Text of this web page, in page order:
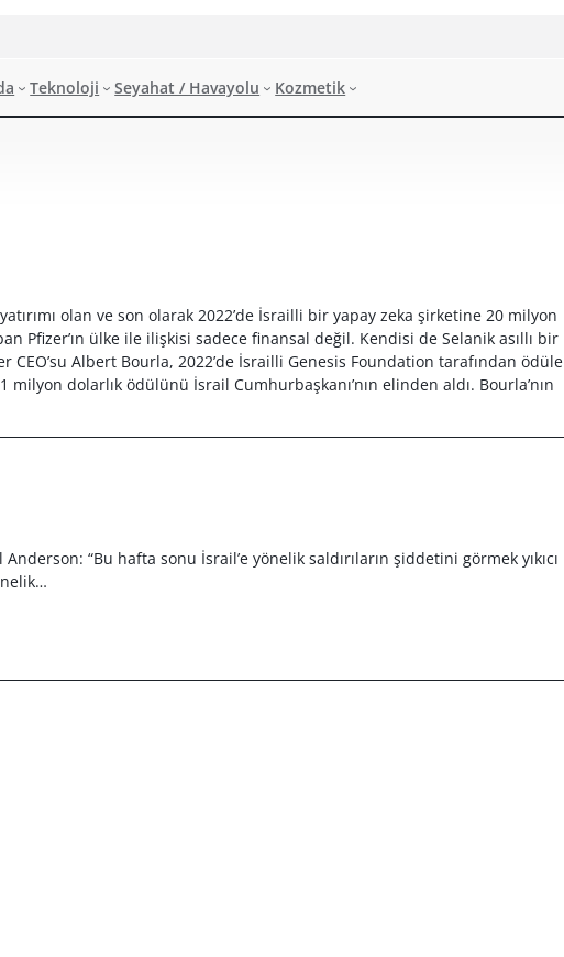
Teknoloji Seyahat / Havayolu Kozmetik
olan ve son olarak 2022’de İsrailli bir yapay zeka şirketine 20 milyon
Pfizer’ın ülke ile ilişkisi sadece finansal değil. Kendisi de Selanik asıllı bir
CEO’su Albert Bourla, 2022’de İsrailli Genesis Foundation tarafından ödüle
milyon dolarlık ödülünü İsrail Cumhurbaşkanı’nın elinden aldı. Bourla’nın
Anderson: “Bu hafta sonu İsrail’e yönelik saldırıların şiddetini görmek yıkıcı